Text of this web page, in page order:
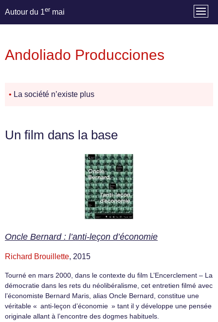
Autour du 1er mai
Andoliado Producciones
• La société n’existe plus
Un film dans la base
Oncle Bernard : l’anti-leçon d’économie
Richard Brouillette, 2015
Tourné en mars 2000, dans le contexte du film L’Encerclement – La
démocratie dans les rets du néolibéralisme, cet entretien filmé avec
l’économiste Bernard Maris, alias Oncle Bernard, constitue une
véritable « anti-leçon d’économie » tant il y développe une pensée
originale allant à l’encontre des dogmes habituels.